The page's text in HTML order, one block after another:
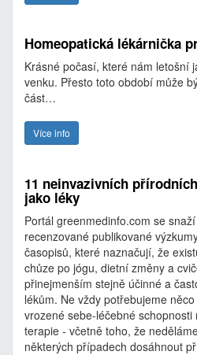
Homeopatická lékárnička
Krásné počasí, které nám letošní
venku. Přesto toto období může
část…
Více info
11 neinvazivních
jako léky
Portál greenmedinfo.com se
recenzované publikované
časopisů, které naznačují, že
chůze po jógu, dietní změny a
přinejmenším stejně účinné a
lékům. Ne vždy potřebujeme
vrozené sebe-léčebné
terapie - včetně toho, že
některých případech dosáhnout